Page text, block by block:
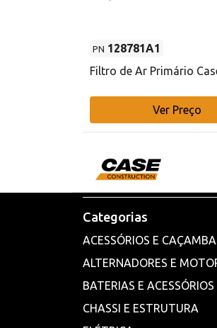
PN 128781A1
Filtro de Ar Primário
Ver Preço
Categorias
ACESSÓRIOS E
ALTERNADORES E
BATERIAS E ACESSÓRIOS
CHASSI E ESTRUTURA